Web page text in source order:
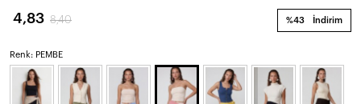
%43 İndirim
4,83 8,40
Renk: PEMBE